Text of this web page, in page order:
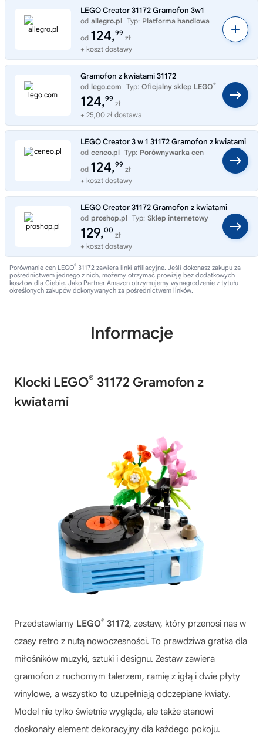
LEGO Creator 31172 Gramofon 3w1
od allegro.pl Typ: Platforma handlowa
od 124,99
zł
+ koszt dostawy
Gramofon z kwiatami 31172
od lego.com Typ: Oficjalny sklep LEGO®
124,99
zł
+ 25,00 zł dostawa
LEGO Creator 3 w 1 31172 Gramofon z kwiatami
od ceneo.pl Typ: Porównywarka cen
od 124,99
zł
+ koszt dostawy
LEGO Creator 31172 Gramofon z kwiatami
od proshop.pl Typ: Sklep internetowy
129,00
zł
+ koszt dostawy
Porównanie cen LEGO® 31172 zawiera linki afiliacyjne. Jeśli dokonasz zakupu za
pośrednictwem jednego z nich, możemy otrzymać prowizję bez dodatkowych
kosztów dla Ciebie. Jako Partner Amazon otrzymujemy wynagrodzenie z tytułu
określonych zakupów dokonywanych za pośrednictwem linków.
Informacje
Klocki LEGO® 31172 Gramofon z
kwiatami
Przedstawiamy LEGO® 31172, zestaw, który przenosi nas w
czasy retro z nutą nowoczesności. To prawdziwa gratka dla
miłośników muzyki, sztuki i designu. Zestaw zawiera
gramofon z ruchomym talerzem, ramię z igłą i dwie płyty
winylowe, a wszystko to uzupełniają odczepiane kwiaty.
Model nie tylko świetnie wygląda, ale także stanowi
doskonały element dekoracyjny dla każdego pokoju.